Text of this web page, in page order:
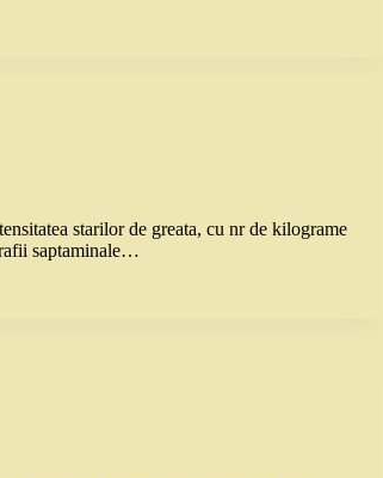
starilor de greata, cu nr de kilograme
saptaminale…